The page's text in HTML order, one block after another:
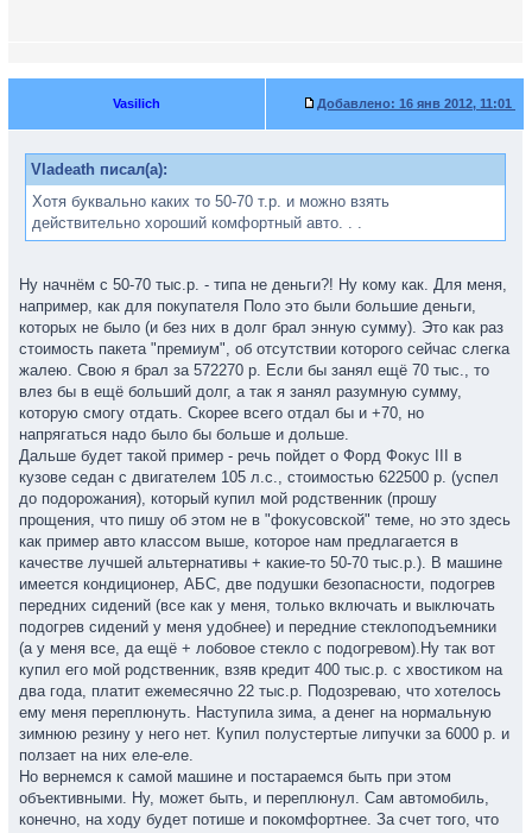
Vasilich Добавлено: 16 янв 2012, 11:01
Vladeath писал(а):
Хотя буквально каких то 50-70 т.р. и можно взять
действительно хороший комфортный авто. . .
Ну начнём с 50-70 тыс.р. - типа не деньги?! Ну кому как. Для меня,
например, как для покупателя Поло это были большие деньги,
которых не было (и без них в долг брал энную сумму). Это как раз
стоимость пакета "премиум", об отсутствии которого сейчас слегка
жалею. Свою я брал за 572270 р. Если бы занял ещё 70 тыс., то
влез бы в ещё больший долг, а так я занял разумную сумму,
которую смогу отдать. Скорее всего отдал бы и +70, но
напрягаться надо было бы больше и дольше.
Дальше будет такой пример - речь пойдет о Форд Фокус III в
кузове седан с двигателем 105 л.с., стоимостью 622500 р. (успел
до подорожания), который купил мой родственник (прошу
прощения, что пишу об этом не в "фокусовской" теме, но это здесь
как пример авто классом выше, которое нам предлагается в
качестве лучшей альтернативы + какие-то 50-70 тыс.р.). В машине
имеется кондиционер, АБС, две подушки безопасности, подогрев
передних сидений (все как у меня, только включать и выключать
подогрев сидений у меня удобнее) и передние стеклоподъемники
(а у меня все, да ещё + лобовое стекло с подогревом).Ну так вот
купил его мой родственник, взяв кредит 400 тыс.р. с хвостиком на
два года, платит ежемесячно 22 тыс.р. Подозреваю, что хотелось
ему меня переплюнуть. Наступила зима, а денег на нормальную
зимнюю резину у него нет. Купил полустертые липучки за 6000 р. и
ползает на них еле-еле.
Но вернемся к самой машине и постараемся быть при этом
объективными. Ну, может быть, и переплюнул. Сам автомобиль,
конечно, на ходу будет потише и покомфортнее. За счет того, что